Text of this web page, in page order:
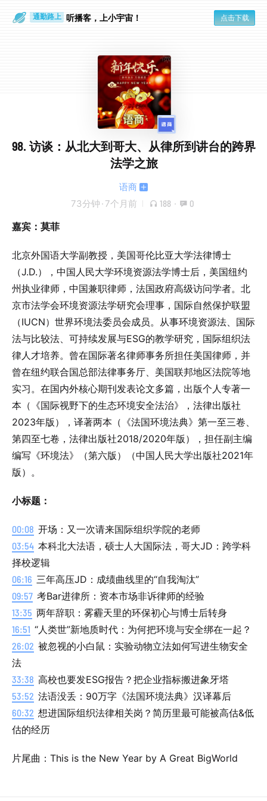
通勤路上 听播客，上小宇宙！ 点击下载
98. 访谈：从北大到哥大、从律所到讲台的跨界
法学之旅
语商
73分钟 · 7个月前 188 · 0
嘉宾：莫菲
北京外国语大学副教授，美国哥伦比亚大学法律博士
（J.D.），中国人民大学环境资源法学博士后，美国纽约
州执业律师，中国兼职律师，法国政府高级访问学者。北
京市法学会环境资源法学研究会理事，国际自然保护联盟
（IUCN）世界环境法委员会成员。从事环境资源法、国际
法与比较法、可持续发展与ESG的教学研究，国际组织法
律人才培养。曾在国际著名律师事务所担任美国律师，并
曾在纽约联合国总部法律事务厅、美国联邦地区法院等地
实习。在国内外核心期刊发表论文多篇，出版个人专著一
本（《国际视野下的生态环境安全法治》，法律出版社
2023年版），译著两本（《法国环境法典》第一至三卷、
第四至七卷，法律出版社2018/2020年版），担任副主编
编写《环境法》（第六版）（中国人民大学出版社2021年
版）。
小标题：
00:08 开场：又一次请来国际组织学院的老师
03:54 本科北大法语，硕士人大国际法，哥大JD：跨学科
择校逻辑
06:16 三年高压JD：成绩曲线里的“自我淘汰”
09:57 考Bar进律所：资本市场非诉律师的经验
13:35 两年辞职：雾霾天里的环保初心与博士后转身
16:51 “人类世”新地质时代：为何把环境与安全绑在一起？
26:02 被忽视的小白鼠：实验动物立法如何写进生物安全
法
33:38 高校也要发ESG报告？把企业指标搬进象牙塔
53:52 法语没丢：90万字《法国环境法典》汉译幕后
60:32 想进国际组织法律相关岗？简历里最可能被高估&低
估的经历
片尾曲：This is the New Year by A Great BigWorld